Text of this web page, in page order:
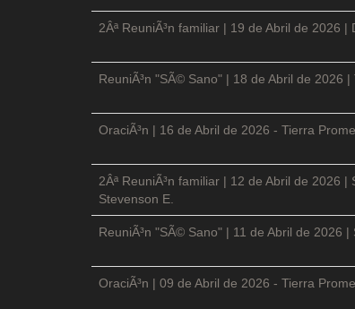
2Âª ReuniÃ³n familiar | 19 de Abril de 2026
ReuniÃ³n "SÃ© Sano" | 18 de Abril de 2026
OraciÃ³n | 16 de Abril de 2026 - Tierra
2Âª ReuniÃ³n familiar | 12 de Abril de 2026
Stevenson E.
ReuniÃ³n "SÃ© Sano" | 11 de Abril de 2026
OraciÃ³n | 09 de Abril de 2026 - Tierra